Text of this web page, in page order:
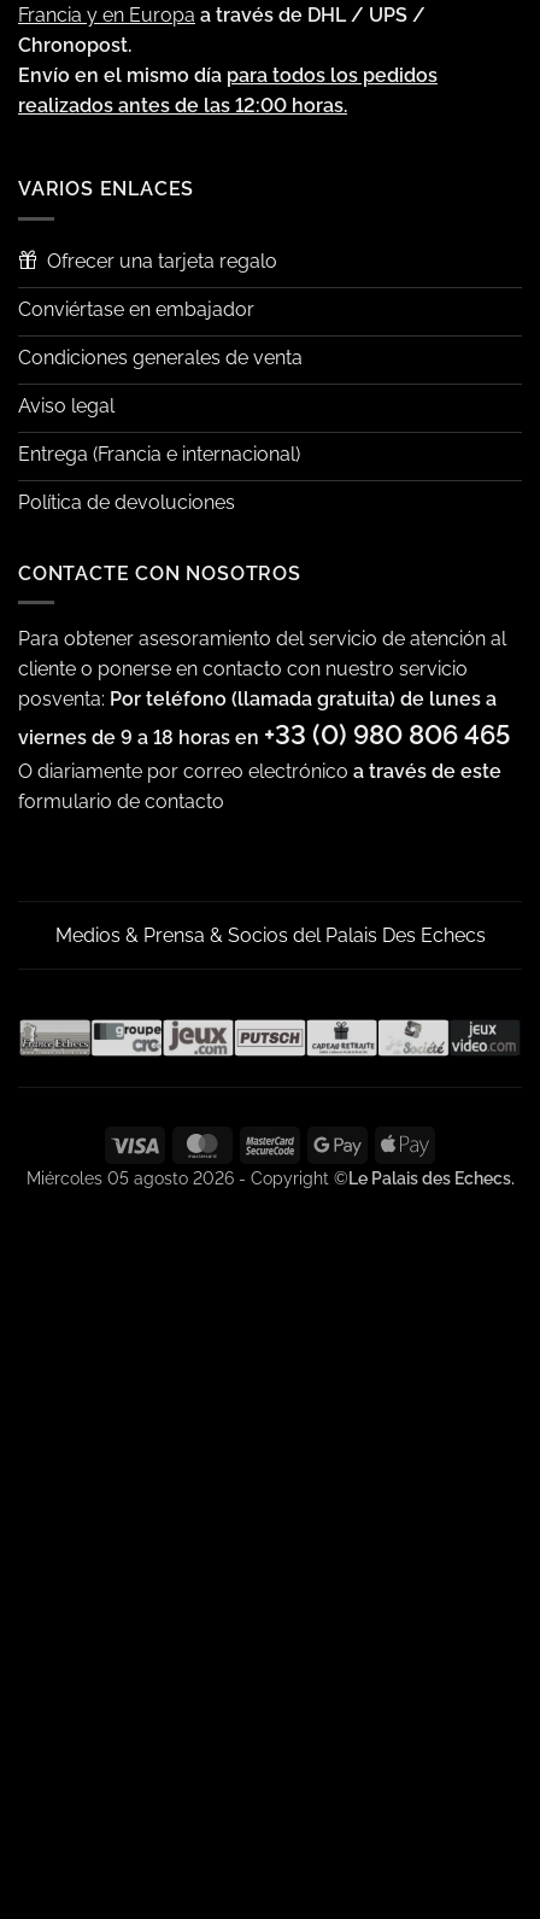
Francia y en Europa a través de DHL / UPS /
Chronopost.
Envío en el mismo día para todos los pedidos
realizados antes de las 12:00 horas.
VARIOS ENLACES
Ofrecer una tarjeta regalo
Conviértase en embajador
Condiciones generales de venta
Aviso legal
Entrega (Francia e internacional)
Política de devoluciones
CONTACTE CON NOSOTROS
Para obtener asesoramiento del servicio de atención al
cliente o ponerse en contacto con nuestro servicio
posventa: Por teléfono (llamada gratuita) de lunes a
viernes de 9 a 18 horas en +33 (0) 980 806 465
O diariamente por correo electrónico a través de este
formulario de contacto
Medios & Prensa & Socios del Palais Des Echecs
Visa MasterCardMasterCard
2
Google
Pay
Apple
Pay
Miércoles 05 agosto 2026 - Copyright ©Le Palais des Echecs.